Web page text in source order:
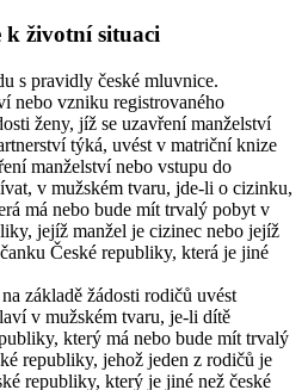
životní situaci
s pravidly české mluvnice.
nebo vzniku registrovaného
ženy, jíž se uzavření manželství
týká, uvést v matriční knize
manželství nebo vstupu do
v mužském tvaru, jde-li o cizinku,
má nebo bude mít trvalý pobyt v
jejíž manžel je cizinec nebo jejíž
České republiky, která je jiné
základě žádosti rodičů uvést
v mužském tvaru, je-li dítě
který má nebo bude mít trvalý
republiky, jehož jeden z rodičů je
republiky, který je jiné než české